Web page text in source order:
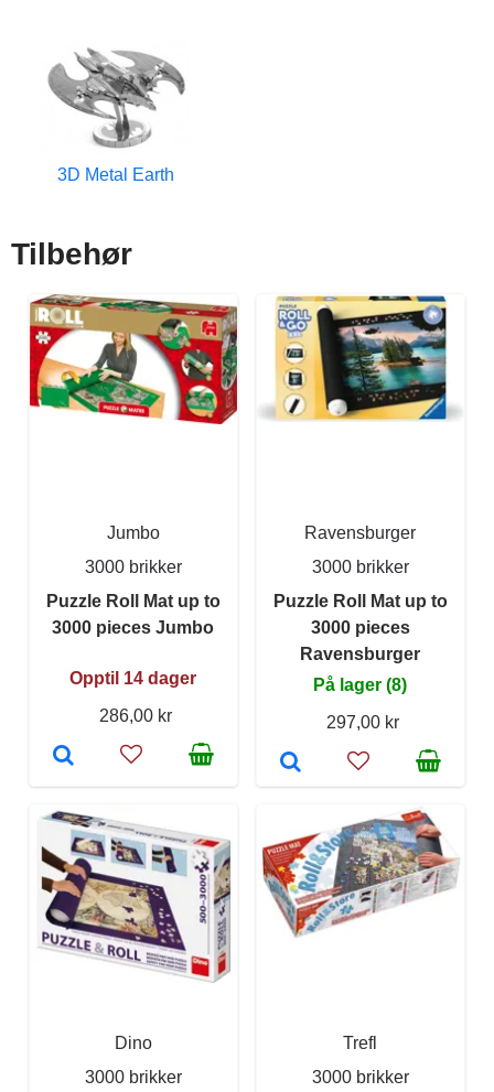
3D Metal Earth
Tilbehør
Jumbo
3000 brikker
Puzzle Roll Mat up to
3000 pieces Jumbo
Opptil 14 dager
286,00 kr
Ravensburger
3000 brikker
Puzzle Roll Mat up to
3000 pieces
Ravensburger
På lager (8)
297,00 kr
Dino
3000 brikker
Trefl
3000 brikker